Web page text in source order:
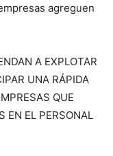
agreguen
A EXPLOTAR
UNA RÁPIDA
QUE
EN EL PERSONAL